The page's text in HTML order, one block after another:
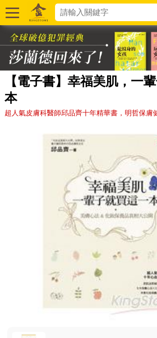
【電子書】幸福美肌，一
本
超人氣皮膚科醫師邱品齊十年精華書，明哲保膚